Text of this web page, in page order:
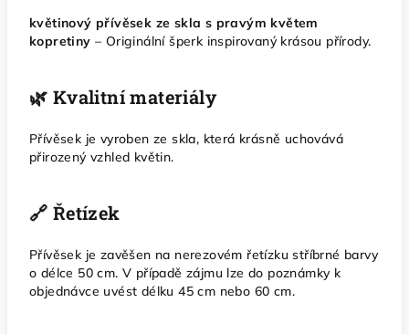
květinový přívěsek ze skla s pravým květem
kopretiny – Originální šperk inspirovaný krásou přírody.
🌿 Kvalitní materiály
Přívěsek je vyroben ze skla, která krásně uchovává
přirozený vzhled květin.
🔗 Řetízek
Přívěsek je zavěšen na nerezovém řetízku stříbrné barvy
o délce 50 cm. V případě zájmu lze do poznámky k
objednávce uvést délku 45 cm nebo 60 cm.